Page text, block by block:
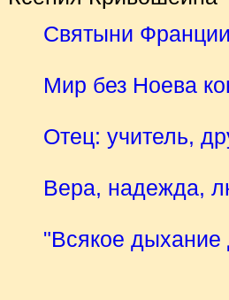
Святыни
Мир без Ноева
Отец: учитель,
Вера, надежда,
"Всякое дыхание